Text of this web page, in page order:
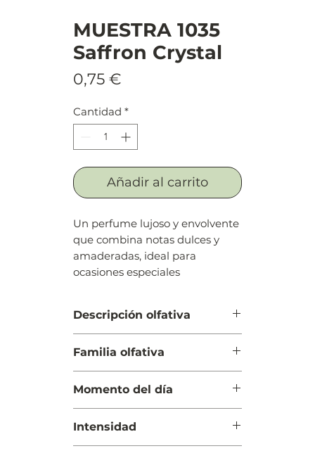
MUESTRA 1035
Saffron Crystal
0,75 €
Cantidad *
Añadir al carrito
Un perfume lujoso y envolvente
que combina notas dulces y
amaderadas, ideal para
ocasiones especiales
Descripción olfativa
Cuerpo: Amberwood y ámbargris
Fondo: Resina de abeto y cedro
Familia olfativa
Momento del día
Intensidad